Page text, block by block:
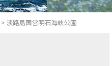
> 淡路島国営明石海峡公園